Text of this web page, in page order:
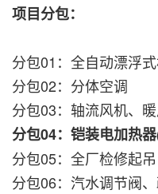
项目分包：
分包01：全自动漂浮
分包02：分体空调
分包03：轴流风机、
分包04：铠装电加热
分包05：全厂检修起吊
分包06：汽水调节阀